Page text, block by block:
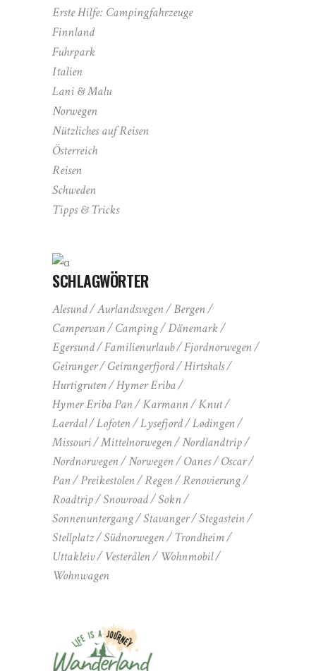
Erste Hilfe: Campingfahrzeuge
Finnland
Fuhrpark
Italien
Lani & Malu
Norwegen
Nützliches auf Reisen
Österreich
Reisen
Schweden
Tipps & Tricks
SCHLAGWÖRTER
Alesund Aurlandsvegen
Bergen
Campervan
Camping
Dänemark
Egersund
Familienurlaub
Fjordnorwegen
Geiranger
Geirangerfjord
Hirtshals
Hurtigruten
Hymer Eriba
Hymer Eriba Pan
Karmann
Knut
Laerdal
Lofoten Lysefjord
Lødingen
Missouri
Mittelnorwegen
Nordlandtrip
Nordnorwegen
Norwegen Oanes
Oscar
Pan
Preikestolen Regen
Renovierung
Roadtrip
Snowroad
Sokn
Sonnenuntergang
Stavanger
Stegastein
Stellplatz
Südnorwegen
Trondheim
Uttakleiv
Vesterålen
Wohnmobil
Wohnwagen